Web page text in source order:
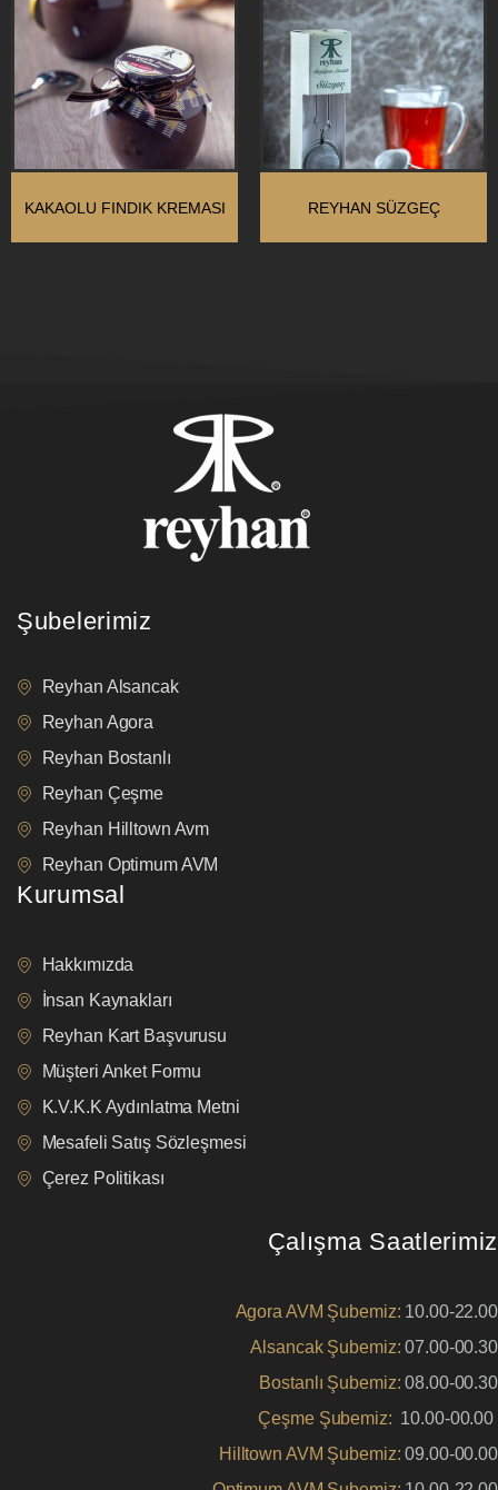
KAKAOLU FINDIK KREMASI REYHAN SÜZGEÇ
Şubelerimiz
Reyhan Alsancak
Reyhan Agora
Reyhan Bostanlı
Reyhan Çeşme
Reyhan Hilltown Avm
Reyhan Optimum AVM
Kurumsal
Hakkımızda
İnsan Kaynakları
Reyhan Kart Başvurusu
Müşteri Anket Formu
K.V.K.K Aydınlatma Metni
Mesafeli Satış Sözleşmesi
Çerez Politikası
Çalışma Saatlerimiz
Agora AVM Şubemiz: 10.00-22.00
Alsancak Şubemiz: 07.00-00.30
Bostanlı Şubemiz: 08.00-00.30
Çeşme Şubemiz: 10.00-00.00
Hilltown AVM Şubemiz: 09.00-00.00